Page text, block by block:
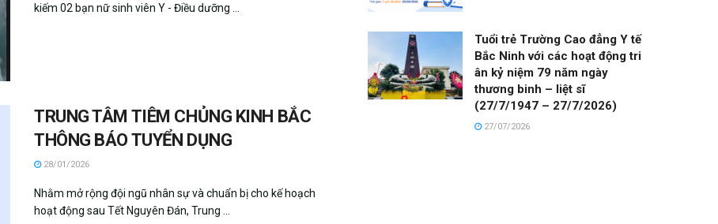
kiếm 02 bạn nữ sinh viên Y - Điều dưỡng ...
TRUNG TÂM TIÊM CHỦNG KINH BẮC
THÔNG BÁO TUYỂN DỤNG
28/01/2026
Nhằm mở rộng đội ngũ nhân sự và chuẩn bị cho kế hoạch
hoạt động sau Tết Nguyên Đán, Trung ...
Tuổi trẻ Trường Cao đẳng Y tế
Bắc Ninh với các hoạt động tri
ân kỷ niệm 79 năm ngày
thương binh – liệt sĩ
(27/7/1947 – 27/7/2026)
27/07/2026